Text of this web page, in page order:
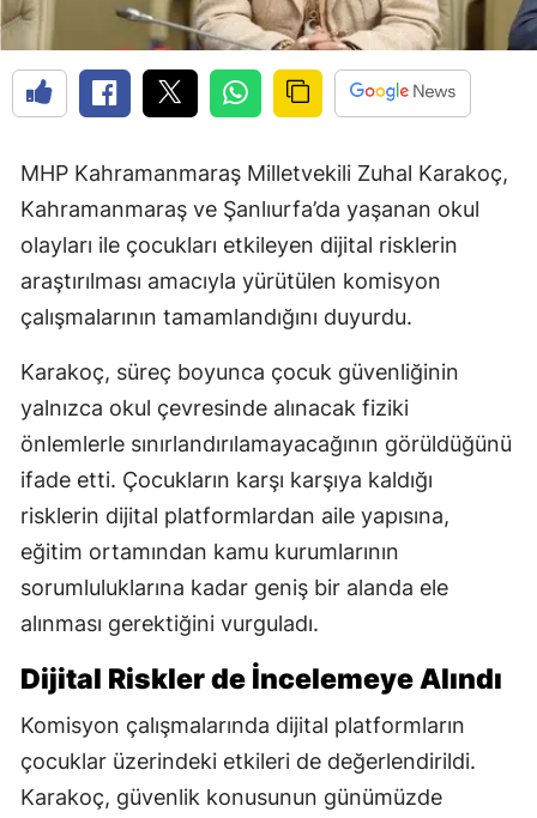
MHP Kahramanmaraş Milletvekili Zuhal Karakoç,
Kahramanmaraş ve Şanlıurfa’da yaşanan okul
olayları ile çocukları etkileyen dijital risklerin
araştırılması amacıyla yürütülen komisyon
çalışmalarının tamamlandığını duyurdu.
Karakoç, süreç boyunca çocuk güvenliğinin
yalnızca okul çevresinde alınacak fiziki
önlemlerle sınırlandırılamayacağının görüldüğünü
ifade etti. Çocukların karşı karşıya kaldığı
risklerin dijital platformlardan aile yapısına,
eğitim ortamından kamu kurumlarının
sorumluluklarına kadar geniş bir alanda ele
alınması gerektiğini vurguladı.
Dijital Riskler de İncelemeye Alındı
Komisyon çalışmalarında dijital platformların
çocuklar üzerindeki etkileri de değerlendirildi.
Karakoç, güvenlik konusunun günümüzde